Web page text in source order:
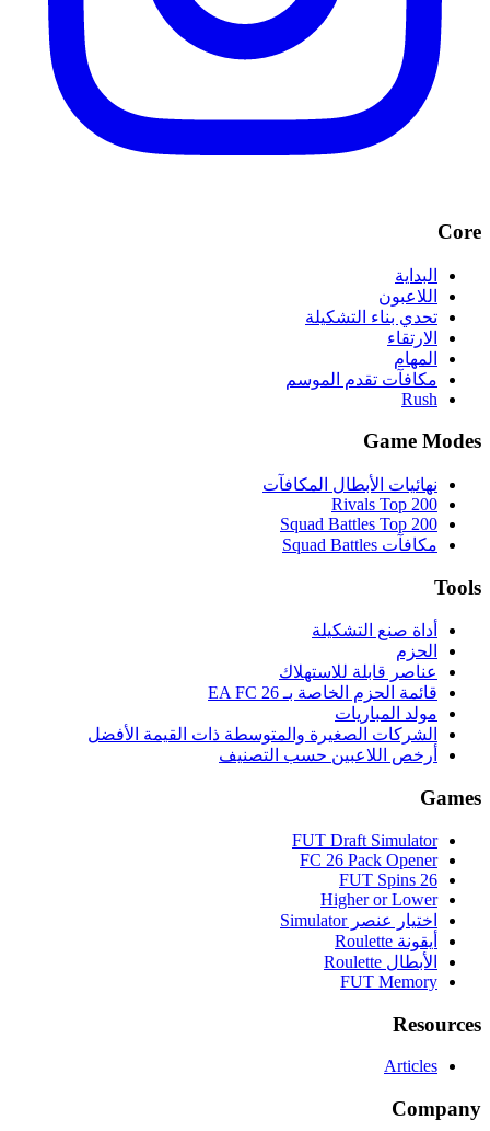
Core
البداية
اللاعبون
تحدي بناء التشكيلة
الارتقاء
المهام
مكافآت تقدم الموسم
Rush
Game Modes
نهائيات الأبطال المكافآت
Rivals Top 200
Squad Battles Top 200
مكافآت Squad Battles
Tools
أداة صنع التشكيلة
الحزم
عناصر قابلة للاستهلاك
قائمة الحزم الخاصة بـ EA FC 26
مولد المباريات
الشركات الصغيرة والمتوسطة ذات القيمة الأفضل
أرخص اللاعبين حسب التصنيف
Games
FUT Draft Simulator
FC 26 Pack Opener
FUT Spins 26
Higher or Lower
اختيار عنصر Simulator
أيقونة Roulette
الأبطال Roulette
FUT Memory
Resources
Articles
Company